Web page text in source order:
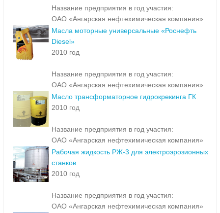
Название предприятия в год участия:
ОАО «Ангарская нефтехимическая компания»
Масла моторные универсальные «Роснефть
Diesel»
2010 год
Название предприятия в год участия:
ОАО «Ангарская нефтехимическая компания»
Масло трансформаторное гидрокрекинга ГК
2010 год
Название предприятия в год участия:
ОАО «Ангарская нефтехимическая компания»
Рабочая жидкость РЖ-3 для электроэрозионных
станков
2010 год
Название предприятия в год участия:
ОАО «Ангарская нефтехимическая компания»